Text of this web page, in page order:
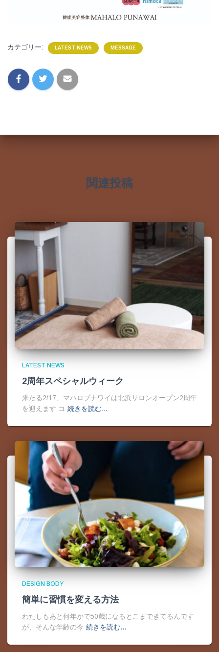
カテゴリー: LATEST NEWS MESSAGE
関連投稿
LATEST NEWS
2周年スペシャルウィーク
来たる2/17、マハロプナワイは北浜サロンオープン2周年
を迎えます コ 続きを読む…
DESIGN BODY
簡単に習慣を変える方法
わたしもあと何年かで50歳になるとこまできてるんです
が、そんな年齢の今 続きを読む…